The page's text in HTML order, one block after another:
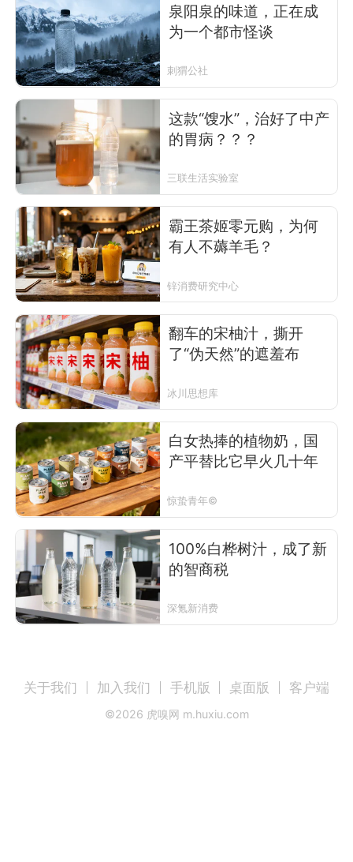
泉阳泉的味道，正在成
为一个都市怪谈
刺猬公社
这款“馊水”，治好了中产
的胃病？？？
三联生活实验室
霸王茶姬零元购，为何
有人不薅羊毛？
锌消费研究中心
翻车的宋柚汁，撕开
了“伪天然”的遮羞布
冰川思想库
白女热捧的植物奶，国
产平替比它早火几十年
惊蛰青年©
100%白桦树汁，成了新
的智商税
深氪新消费
关于我们 加入我们 手机版 桌面版 客户端
©2026 虎嗅网 m.huxiu.com